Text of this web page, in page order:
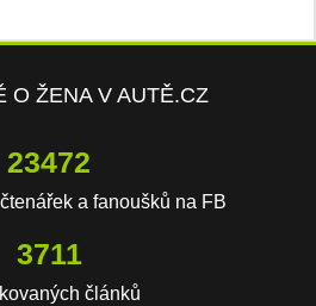
O ŽENA V AUTĚ.CZ
23472
a fanoušků na FB
3711
článků